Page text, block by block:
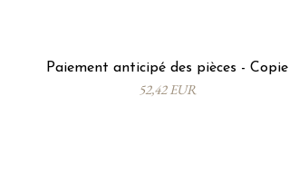
Paiement anticipé des pièces - Copie
52,42 EUR